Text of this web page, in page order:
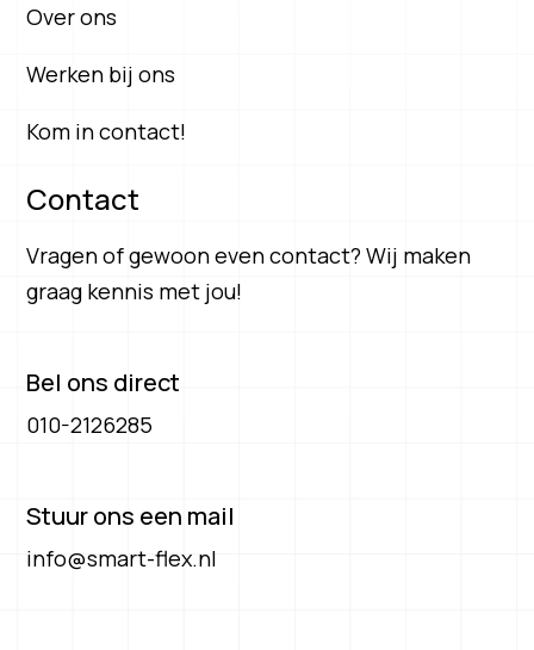
Over ons
Werken bij ons
Kom in contact!
Contact
Vragen of gewoon even contact? Wij maken
graag kennis met jou!
Bel ons direct
010-2126285
Stuur ons een mail
info@smart-flex.nl